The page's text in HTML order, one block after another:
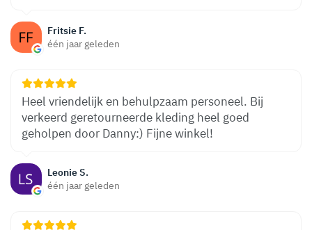
Fritsie F.
één jaar geleden
Leonie S.
één jaar geleden
Heel vriendelijk en behulpzaam personeel. Bij
verkeerd geretourneerde kleding heel goed
geholpen door Danny:) Fijne winkel!